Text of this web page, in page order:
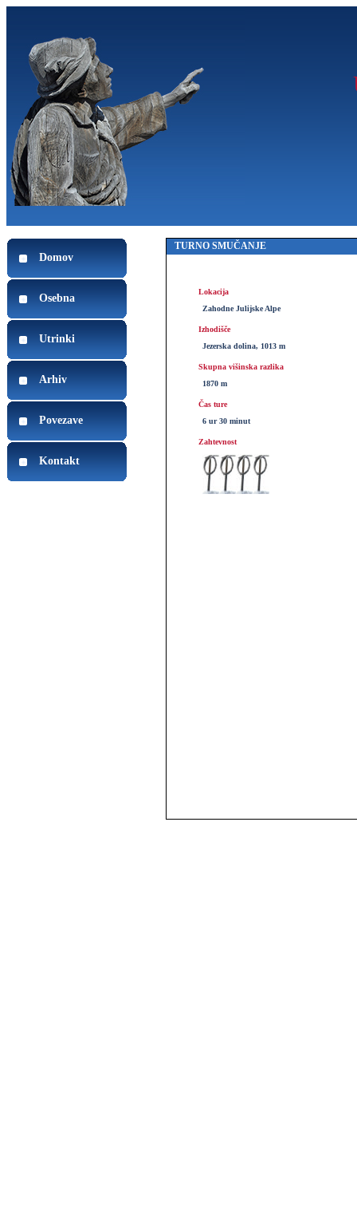
Domov
Osebna
Utrinki
Arhiv
Povezave
Kontakt
TURNO SMUČANJE
Lokacija
Zahodne Julijske Alpe
Izhodišče
Jezerska dolina, 1013 m
Skupna višinska razlika
1870 m
Čas ture
6 ur 30 minut
Zahtevnost